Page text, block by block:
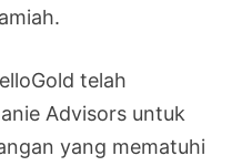
telah
Advisors untuk
yang mematuhi